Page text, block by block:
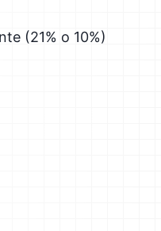
(21% o 10%)